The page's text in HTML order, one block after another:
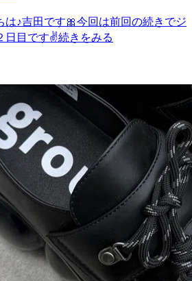
は♪吉田です🎀今回は前回の続きでジ
日目です✌️続きをみる